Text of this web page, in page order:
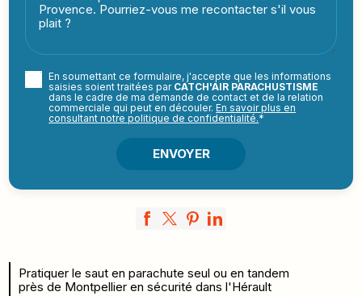
En soumettant ce formulaire, j'accepte que les informations
saisies soient traitées par CATCH'AIR PARACHUSTISME
dans le cadre de ma demande de contact et de la relation
commerciale qui peut en découler.En savoir plus en
consultant notre politique de confidentialité.*
Pratiquer le saut en parachute seul ou en tandem
près de Montpellier en sécurité dans l'Hérault